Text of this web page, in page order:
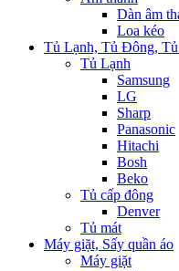
Dàn âm
Loa kéo
Tủ Lạnh, Tủ Đông,
Tủ Lạnh
Samsung
LG
Sharp
Panasonic
Hitachi
Bosh
Beko
Tủ cấp đông
Denver
Tủ mát
Máy giặt, Sấy quần áo
Máy giặt